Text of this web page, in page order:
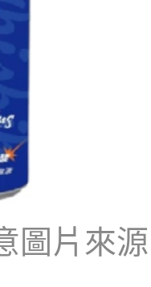
圖片來